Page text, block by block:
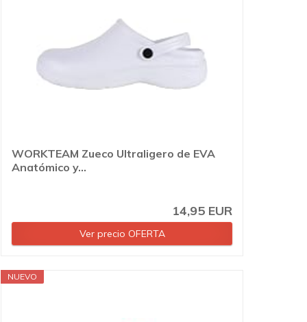
WORKTEAM Zueco Ultraligero de EVA
Anatómico y...
14,95 EUR
Ver precio OFERTA
NUEVO